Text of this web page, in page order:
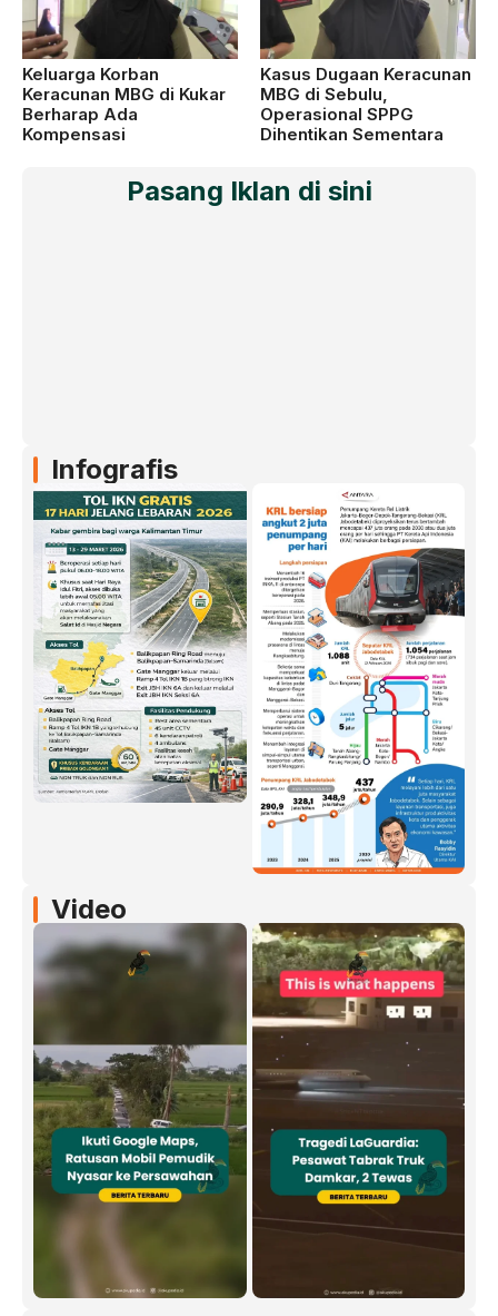
Keluarga Korban
Keracunan MBG di Kukar
Berharap Ada
Kompensasi
Kasus Dugaan Keracunan
MBG di Sebulu,
Operasional SPPG
Dihentikan Sementara
Pasang Iklan di sini
Infografis
Video